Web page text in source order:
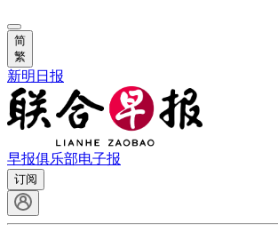
简
繁
新明日报
早报俱乐部电子报
订阅